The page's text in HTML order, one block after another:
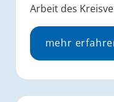
Arbeit des
mehr